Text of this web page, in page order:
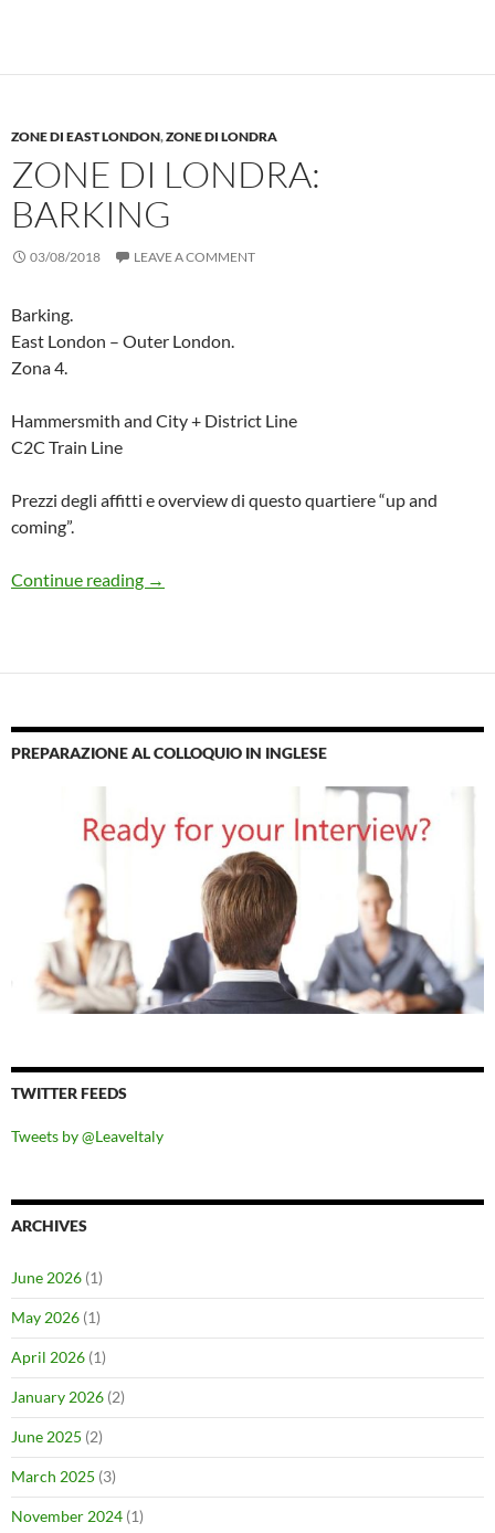
ZONE DI EAST LONDON,ZONE DI LONDRA
ZONE DI LONDRA:
BARKING
03/08/2018 LEAVE A COMMENT
Barking.
East London – Outer London.
Zona 4.
Hammersmith and City + District Line
C2C Train Line
Prezzi degli affitti e overview di questo quartiere “up and
coming”.
Continue reading Zone Di Londra: Barking
→
PREPARAZIONE AL COLLOQUIO IN INGLESE
TWITTER FEEDS
Tweets by @LeaveItaly
ARCHIVES
June 2026 (1)
May 2026 (1)
April 2026 (1)
January 2026 (2)
June 2025 (2)
March 2025 (3)
November 2024 (1)